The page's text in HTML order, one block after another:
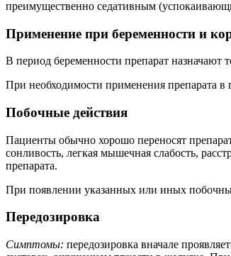
преимущественно седативным
Применение при беременности и
В период беременности препарат
При необходимости применения препарата в
Побочные действия
Пациенты обычно хорошо переносят
сонливость, легкая мышечная слабость,
препарата.
При появлении указанных или иных
Передозировка
Симптомы: передозировка вначале